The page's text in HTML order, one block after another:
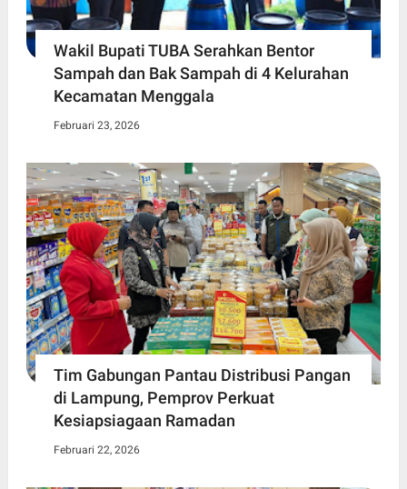
Wakil Bupati TUBA Serahkan Bentor
Sampah dan Bak Sampah di 4 Kelurahan
Kecamatan Menggala
Februari 23, 2026
Tim Gabungan Pantau Distribusi Pangan
di Lampung, Pemprov Perkuat
Kesiapsiagaan Ramadan
Februari 22, 2026